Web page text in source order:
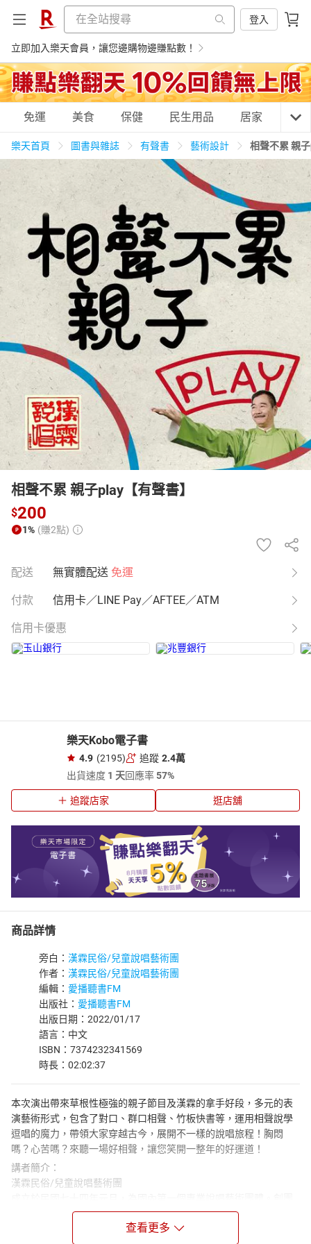
登入
立即加入樂天會員，讓您邊購物邊賺點數！
購物網分類
天天免運 美食蛋糕 養生保健
居家生活 3C家電 運動休閒 親子玩具
女裝 男裝 化妝保養 情趣用品
日本購物 電子/紙本書
HOT
免運 美食 保健 民生用品 居家 3C
樂天首頁 圖書與雜誌 有聲書 藝術設計 相聲不累 親
相聲不累 親子play【有聲書】
$200
1% (賺2點)
配送 無實體配送 免運
付款 信用卡／LINE Pay／AFTEE／ATM
信用卡優惠
樂天Kobo電子書
4.9 (2195) 追蹤 2.4萬
出貨速度 1 天回應率57%
追蹤店家 逛店舖
商品詳情
旁白： 漢霖民俗/兒童說唱藝術團
作者： 漢霖民俗/兒童說唱藝術團
編輯： 愛播聽書FM
出版社： 愛播聽書FM
出版日期：2022/01/17
語言：中文
ISBN：7374232341569
時長：02:02:37
本次演出帶來草根性極強的親子節目及漢霖的拿手好段，多元的表
演藝術形式，包含了對口、群口相聲、竹板快書等，運用相聲說學
逗唱的魔力，帶領大家穿越古今，展開不一樣的說唱旅程！胸悶
嗎？心苦嗎？來聽一場好相聲，讓您笑開一整年的好運道！
講者簡介：
漢霖民俗/兒童說唱藝術團
團長王振全1988年，受邀赴新加坡與中國大陸十大笑星之首姜昆等
人同台演出「相聲歌謠大匯演」，是為海峽兩岸藝文交流之始，為
查看更多